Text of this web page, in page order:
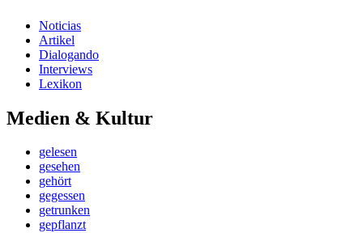
Noticias
Artikel
Dialogando
Interviews
Lexikon
Medien & Kultur
gelesen
gesehen
gehört
gegessen
getrunken
gepflanzt